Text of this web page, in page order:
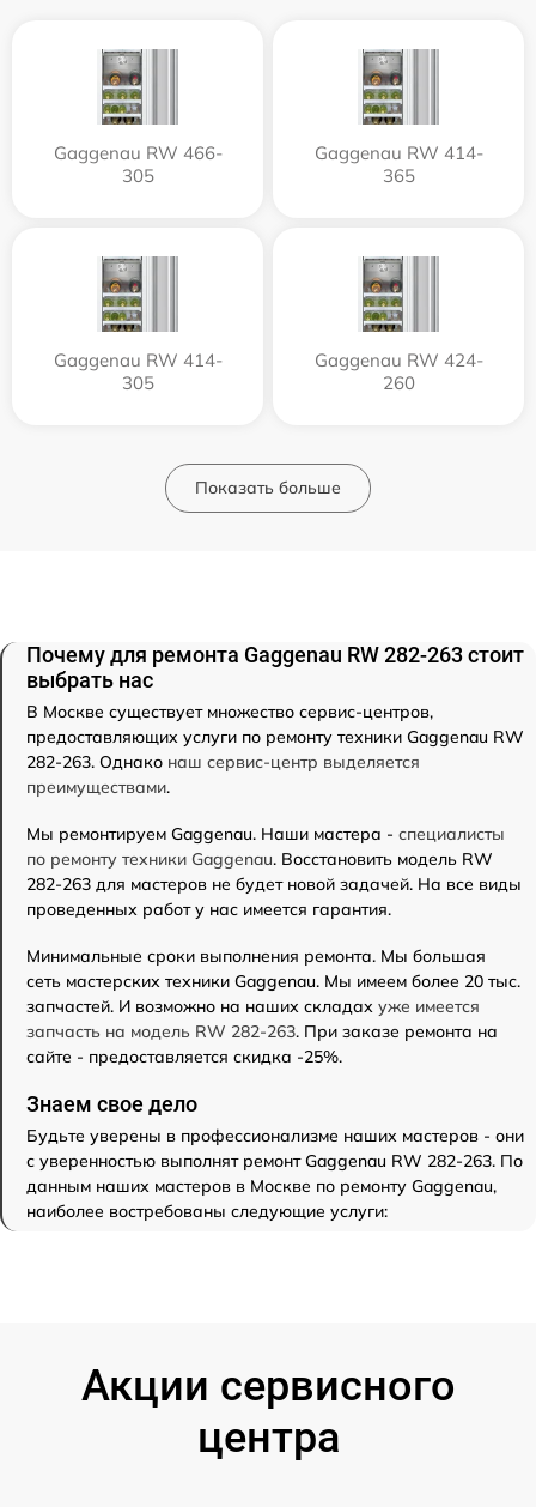
Gaggenau RW 466-
305
Gaggenau RW 414-
365
Gaggenau RW 414-
305
Gaggenau RW 424-
260
Показать больше
Почему для ремонта Gaggenau RW 282-263 стоит
выбрать нас
В Москве существует множество сервис-центров,
предоставляющих услуги по ремонту техники Gaggenau RW
282-263. Однако наш сервис-центр выделяется
преимуществами.
Мы ремонтируем Gaggenau. Наши мастера - специалисты
по ремонту техники Gaggenau. Восстановить модель RW
282-263 для мастеров не будет новой задачей. На все виды
проведенных работ у нас имеется гарантия.
Минимальные сроки выполнения ремонта. Мы большая
сеть мастерских техники Gaggenau. Мы имеем более 20 тыс.
запчастей. И возможно на наших складах уже имеется
запчасть на модель RW 282-263. При заказе ремонта на
сайте - предоставляется скидка -25%.
Знаем свое дело
Будьте уверены в профессионализме наших мастеров - они
с уверенностью выполнят ремонт Gaggenau RW 282-263. По
данным наших мастеров в Москве по ремонту Gaggenau,
наиболее востребованы следующие услуги:
Акции сервисного
центра